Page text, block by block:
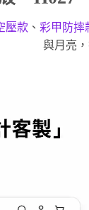
壓款 、 彩甲防摔
與月亮